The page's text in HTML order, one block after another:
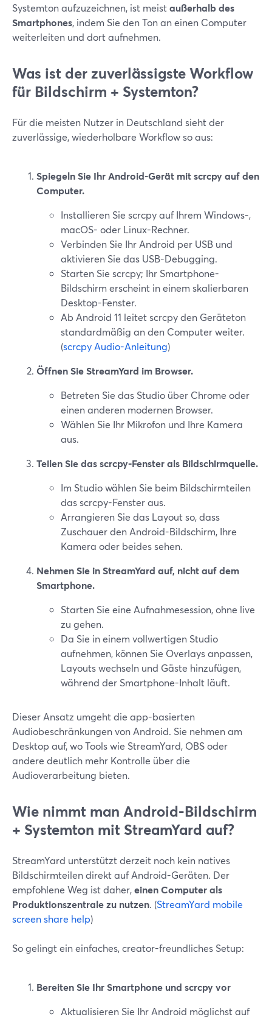
Systemton aufzuzeichnen, ist meistaußerhalb des
Smartphones, indem Sie den Ton an einen Computer
weiterleiten und dort aufnehmen.
Was ist der zuverlässigste Workflow
für Bildschirm + Systemton?
Für die meisten Nutzer in Deutschland sieht der
zuverlässige, wiederholbare Workflow so aus:
Spiegeln Sie Ihr Android-Gerät mit scrcpy auf den
Computer.
Installieren Sie scrcpy auf Ihrem Windows-,
macOS- oder Linux-Rechner.
Verbinden Sie Ihr Android per USB und
aktivieren Sie das USB-Debugging.
Starten Sie scrcpy; Ihr Smartphone-
Bildschirm erscheint in einem skalierbaren
Desktop-Fenster.
Ab Android 11 leitet scrcpy den Geräteton
standardmäßig an den Computer weiter.
(scrcpy Audio-Anleitung)
Öffnen Sie StreamYard im Browser.
Betreten Sie das Studio über Chrome oder
einen anderen modernen Browser.
Wählen Sie Ihr Mikrofon und Ihre Kamera
aus.
Teilen Sie das scrcpy-Fenster als Bildschirmquelle.
Im Studio wählen Sie beim Bildschirmteilen
das scrcpy-Fenster aus.
Arrangieren Sie das Layout so, dass
Zuschauer den Android-Bildschirm, Ihre
Kamera oder beides sehen.
Nehmen Sie in StreamYard auf, nicht auf dem
Smartphone.
Starten Sie eine Aufnahmesession, ohne live
zu gehen.
Da Sie in einem vollwertigen Studio
aufnehmen, können Sie Overlays anpassen,
Layouts wechseln und Gäste hinzufügen,
während der Smartphone-Inhalt läuft.
Dieser Ansatz umgeht die app-basierten
Audiobeschränkungen von Android. Sie nehmen am
Desktop auf, wo Tools wie StreamYard, OBS oder
andere deutlich mehr Kontrolle über die
Audioverarbeitung bieten.
Wie nimmt man Android-Bildschirm
+ Systemton mit StreamYard auf?
StreamYard unterstützt derzeit noch kein natives
Bildschirmteilen direkt auf Android-Geräten. Der
empfohlene Weg ist daher,einen Computer als
Produktionszentrale zu nutzen. (StreamYard mobile
screen share help)
So gelingt ein einfaches, creator-freundliches Setup:
Bereiten Sie Ihr Smartphone und scrcpy vor
Aktualisieren Sie Ihr Android möglichst auf